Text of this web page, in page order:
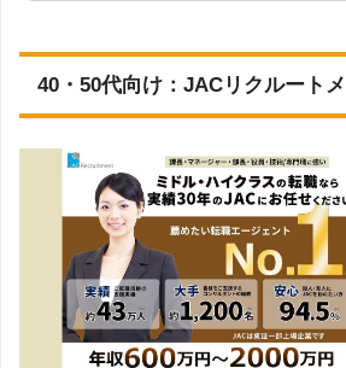
40・50代向け：JACリクルート